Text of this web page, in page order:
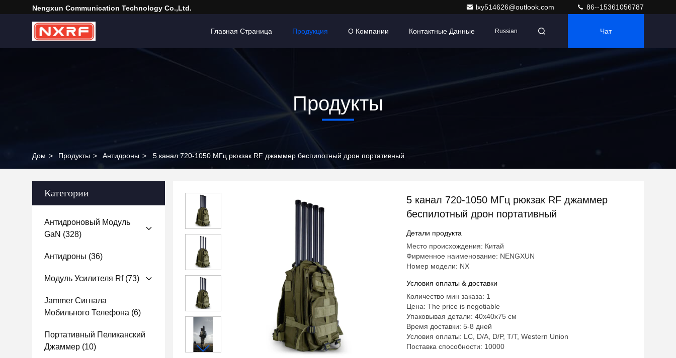
Nengxun Communication Technology Co.,Ltd. lxy514626@outlook.com 86--15361056787
Главная Страница Продукция О Компании Контактные Данные Russian Чат
Продукты
Дом > Продукты > Антидроны > 5 канал 720-1050 МГц рюкзак RF джаммер беспилотный дрон портативный
Категории
Антидроновый Модуль
GaN (328)
Антидроны (36)
Модуль Усилителя Rf(73)
Jammer Сигнала
Мобильного Телефона (6)
Портативный Пеликанский
Джаммер (10)
5 канал 720-1050 МГц рюкзак RF джаммер
беспилотный дрон портативный
Детали продукта
Место происхождения: Китай
Фирменное наименование: NENGXUN
Номер модели: NX
Условия оплаты & доставки
Количество мин заказа: 1
Цена: The price is negotiable
Упаковывая детали: 40х40х75 см
Время доставки: 5-8 дней
Условия оплаты: LC, D/A, D/P, T/T, Western Union
Поставка способности: 10000